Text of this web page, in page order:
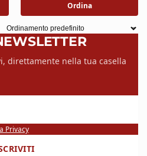
Ordina
direttamente nella tua casella
Privacy